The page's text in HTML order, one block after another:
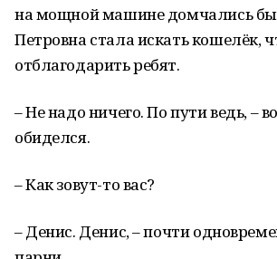
на мощной машине домчались
Петровна стала искать кошелёк,
отблагодарить ребят.
– Не надо ничего. По пути ведь, –
обиделся.
– Как зовут-то вас?
– Денис. Денис, – почти